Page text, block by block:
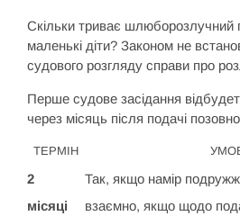
Скільки триває шлюборозлучний
маленькі діти? Законом не
судового розгляду справи про
Перше судове засідання
через місяць після подачі
ТЕРМІН
2
місяці
Так, якщо намір
взаємно, якщо щодо